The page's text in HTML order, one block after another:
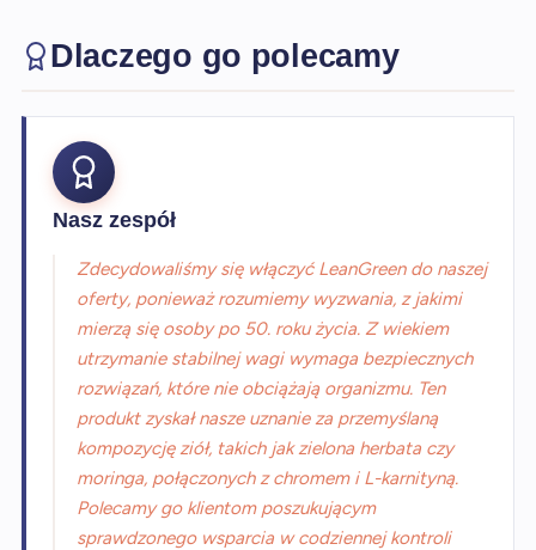
Dlaczego go polecamy
Nasz zespół
Zdecydowaliśmy się włączyć LeanGreen do naszej
oferty, ponieważ rozumiemy wyzwania, z jakimi
mierzą się osoby po 50. roku życia. Z wiekiem
utrzymanie stabilnej wagi wymaga bezpiecznych
rozwiązań, które nie obciążają organizmu. Ten
produkt zyskał nasze uznanie za przemyślaną
kompozycję ziół, takich jak zielona herbata czy
moringa, połączonych z chromem i L-karnityną.
Polecamy go klientom poszukującym
sprawdzonego wsparcia w codziennej kontroli